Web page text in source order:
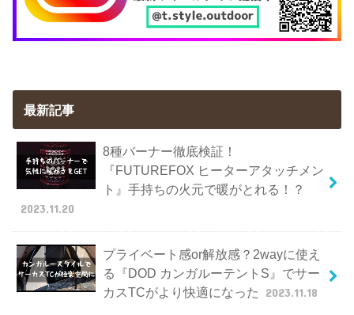
最新記事
8種バーナー徹底検証！
『FUTUREFOX ヒーターアタッチメン
ト』手持ちの火元で暖がとれる！？
2023.11.20
プライベート感or解放感？2wayに使え
る『DOD カンガルーテントS』でサー
カスTCがより快適になった
2023.11.18